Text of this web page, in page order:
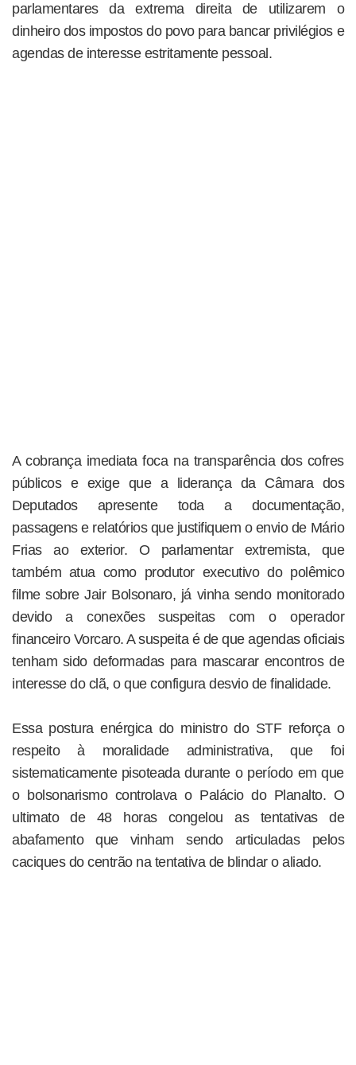
parlamentares da extrema direita de utilizarem o
dinheiro dos impostos do povo para bancar privilégios e
agendas de interesse estritamente pessoal.
A cobrança imediata foca na transparência dos cofres
públicos e exige que a liderança da Câmara dos
Deputados apresente toda a documentação,
passagens e relatórios que justifiquem o envio de Mário
Frias ao exterior. O parlamentar extremista, que
também atua como produtor executivo do polêmico
filme sobre Jair Bolsonaro, já vinha sendo monitorado
devido a conexões suspeitas com o operador
financeiro Vorcaro. A suspeita é de que agendas oficiais
tenham sido deformadas para mascarar encontros de
interesse do clã, o que configura desvio de finalidade.
Essa postura enérgica do ministro do STF reforça o
respeito à moralidade administrativa, que foi
sistematicamente pisoteada durante o período em que
o bolsonarismo controlava o Palácio do Planalto. O
ultimato de 48 horas congelou as tentativas de
abafamento que vinham sendo articuladas pelos
caciques do centrão na tentativa de blindar o aliado.